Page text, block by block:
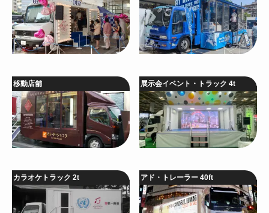
移動店舗 展示会イベント・トラック 4t
カラオケトラック 2t アド・トレーラー 40ft